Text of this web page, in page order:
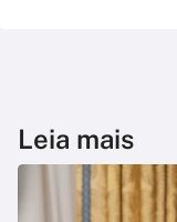
Leia mais